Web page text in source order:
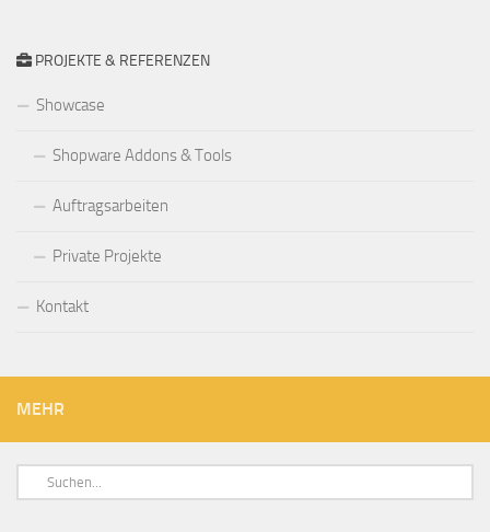
PROJEKTE & REFERENZEN
Showcase
Shopware Addons & Tools
Auftragsarbeiten
Private Projekte
Kontakt
MEHR